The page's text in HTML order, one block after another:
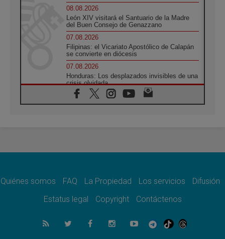
08.08.2026
León XIV visitará el Santuario de la Madre
del Buen Consejo de Genazzano
07.08.2026
Filipinas: el Vicariato Apostólico de Calapán
se convierte en diócesis
07.08.2026
Honduras: Los desplazados invisibles de una
crisis olvidada
07.08.2026
Bokalic: "En Argentina el Papa León señalará
07.08.2026
07.08.2026
Universidades Católicas: «Exercises in
07.08.2026
Fortunatus Nwachukwu: la comunicación
Quiénes somos FAQ La Propiedad Los servicios
Difusión
Estatus legal
Copyright Contáctenos